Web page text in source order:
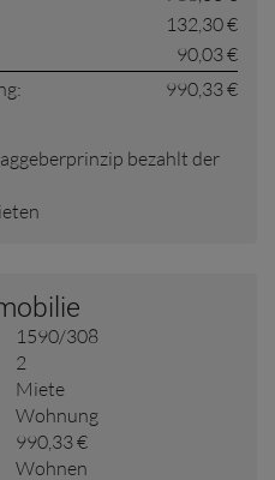
132,30 €
90,03 €
990,33 €
bezahlt der
1590/308
2
Miete
Wohnung
990,33 €
Wohnen